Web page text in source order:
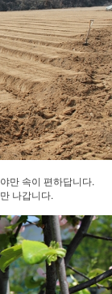
만 속이 편하답니다.
나갑니다.